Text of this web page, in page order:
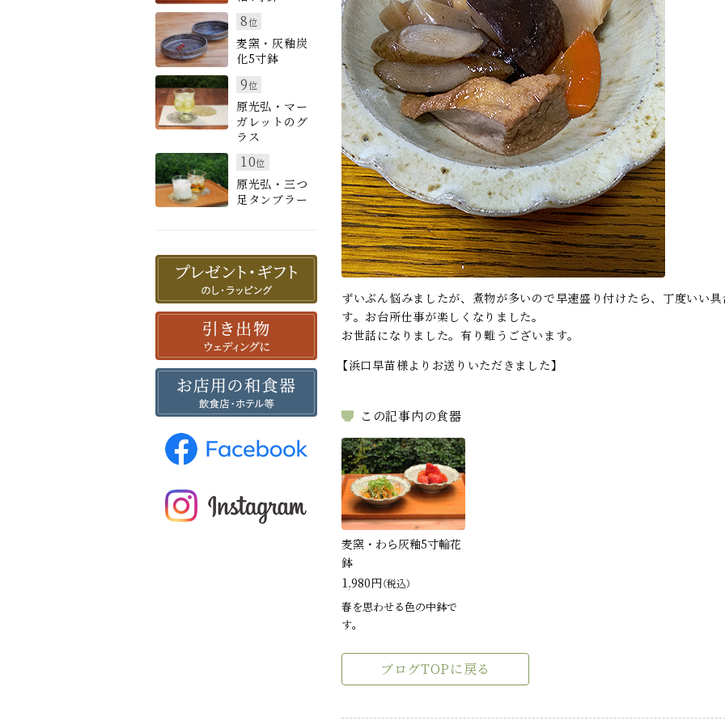
ずいぶん悩みましたが、煮物が多いので早速盛り付けたら、丁度いい
す。お台所仕事が楽しくなりました。
お世話になりました。有り難うございます。
【浜口早苗様よりお送りいただきました】
この記事内の食器
麦窯・わら灰釉5寸輪花
鉢
1,980円（税込）
春を思わせる色の中鉢で
す。
ブログTOPに戻る
8位
麦窯・灰釉炭
化5寸鉢
9位
原光弘・マー
ガレットのグ
ラス
10位
原光弘・三つ
足タンブラー